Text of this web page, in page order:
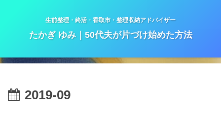
生前整理・終活・香取市・整理収納アドバイザー
たかぎ ゆみ｜50代夫が片づけ始めた方法
2019-09